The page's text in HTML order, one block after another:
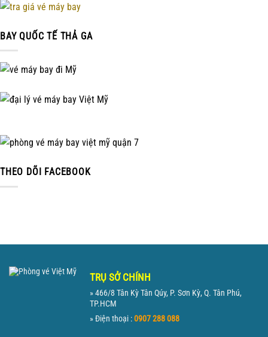
BAY QUỐC TẾ THẢ GA
THEO DÕI FACEBOOK
TRỤ SỞ CHÍNH
» 466/8 Tân Kỳ Tân Qúy, P. Sơn Kỳ, Q. Tân Phú,
TP.HCM
» Điện thoại :0907 288 088